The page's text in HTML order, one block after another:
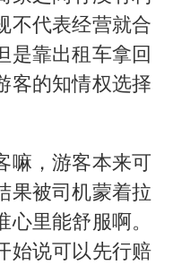
不代表经营就合
是靠出租车拿回
客的知情权选择
嘛，游客本来可
果被司机蒙着拉
里能舒服啊。
始说可以先行赔